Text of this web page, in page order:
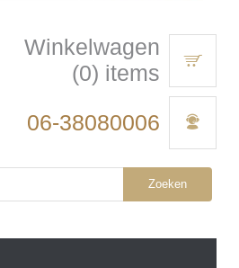
Winkelwagen
(0) items
06-38080006
Zoeken